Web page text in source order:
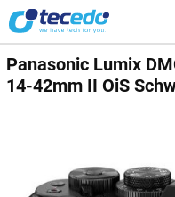
Panasonic Lumix
14-42mm II OiS